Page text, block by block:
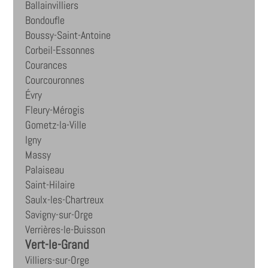
Ballainvilliers
Bondoufle
Boussy-Saint-Antoine
Corbeil-Essonnes
Courances
Courcouronnes
Évry
Fleury-Mérogis
Gometz-la-Ville
Igny
Massy
Palaiseau
Saint-Hilaire
Saulx-les-Chartreux
Savigny-sur-Orge
Verrières-le-Buisson
Vert-le-Grand
Villiers-sur-Orge